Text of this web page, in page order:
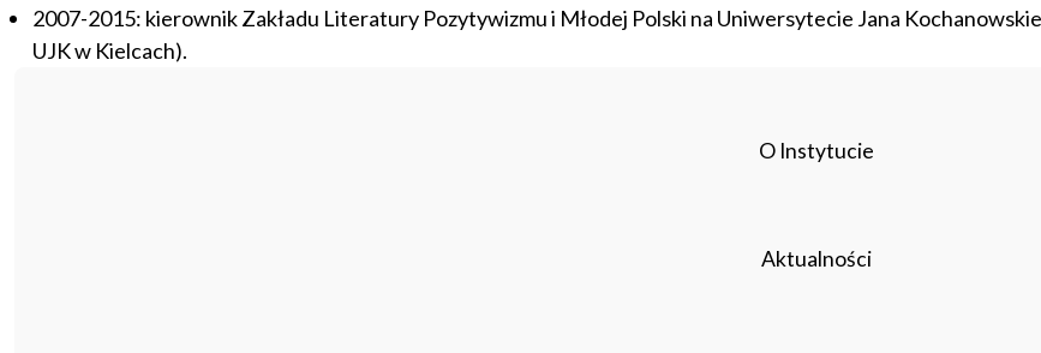
O Instytucie
Aktualności
2007-2015: kierownik Zakładu Literatury Pozytywizmu i Młodej Polski na Uniwersytecie Jana
UJK w Kielcach).